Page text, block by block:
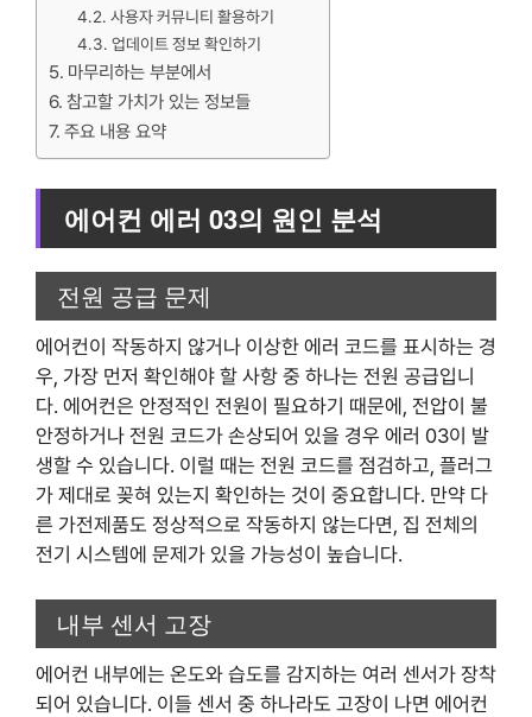
사용자 커뮤니티 활용하기
업데이트 정보 확인하기
마무리하는 부분에서
참고할 가치가 있는 정보들
주요 내용 요약
에어컨 에러 03의 원인 분석
전원 공급 문제
에어컨이 작동하지 않거나 이상한 에러 코드를 표시하는 경
우, 가장 먼저 확인해야 할 사항 중 하나는 전원 공급입니
다. 에어컨은 안정적인 전원이 필요하기 때문에, 전압이 불
안정하거나 전원 코드가 손상되어 있을 경우 에러 03이 발
생할 수 있습니다. 이럴 때는 전원 코드를 점검하고, 플러그
가 제대로 꽂혀 있는지 확인하는 것이 중요합니다. 만약 다
른 가전제품도 정상적으로 작동하지 않는다면, 집 전체의
전기 시스템에 문제가 있을 가능성이 높습니다.
내부 센서 고장
에어컨 내부에는 온도와 습도를 감지하는 여러 센서가 장착
되어 있습니다. 이들 센서 중 하나라도 고장이 나면 에어컨